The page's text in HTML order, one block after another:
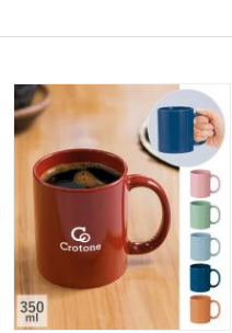
ロゴや企業名を引き立てるすっきりとし
て幅広く活躍します。